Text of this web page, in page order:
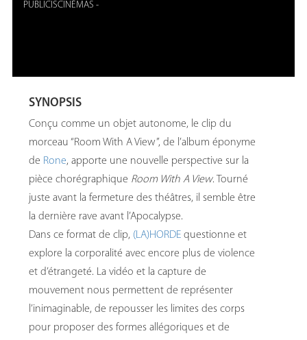
PUBLICISCINÉMAS -
SYNOPSIS
Conçu comme un objet autonome, le clip du
morceau “Room With A View”, de l’album éponyme
de Rone, apporte une nouvelle perspective sur la
pièce chorégraphique Room With A View. Tourné
juste avant la fermeture des théâtres, il semble être
la dernière rave avant l’Apocalypse.
Dans ce format de clip, (LA)HORDEquestionne et
explore la corporalité avec encore plus de violence
et d’étrangeté. La vidéo et la capture de
mouvement nous permettent de représenter
l’inimaginable, de repousser les limites des corps
pour proposer des formes allégoriques et de